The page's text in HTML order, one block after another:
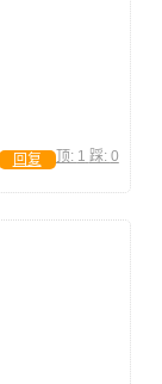
顶: 1 踩: 0
回复